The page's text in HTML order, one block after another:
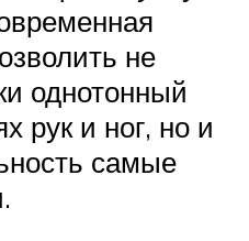
не
однотонный
рук и ног, но и
самые